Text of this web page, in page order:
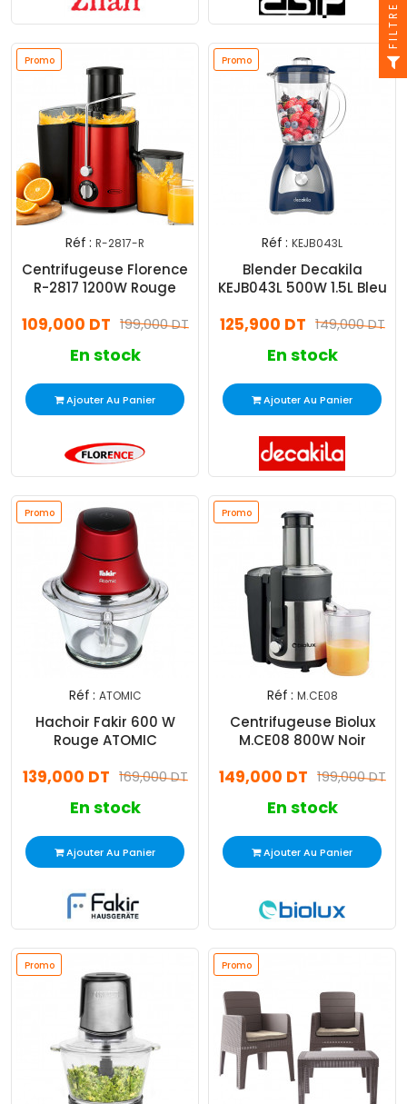
Promo
Réf : R-2817-R
Centrifugeuse Florence
R-2817 1200W Rouge
199,000 DT
109,000 DT
En stock
Ajouter Au Panier
Promo
Réf : KEJB043L
Blender Decakila
KEJB043L 500W 1.5L Bleu
149,000 DT
125,900 DT
En stock
Ajouter Au Panier
Promo
Réf : ATOMIC
Hachoir Fakir 600 W
Rouge ATOMIC
169,000 DT
139,000 DT
En stock
Ajouter Au Panier
Promo
Réf : M.CE08
Centrifugeuse Biolux
M.CE08 800W Noir
199,000 DT
149,000 DT
En stock
Ajouter Au Panier
Promo Promo
FILTRE